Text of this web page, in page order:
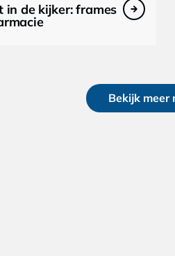
in de kijker: frames
Bekijk meer